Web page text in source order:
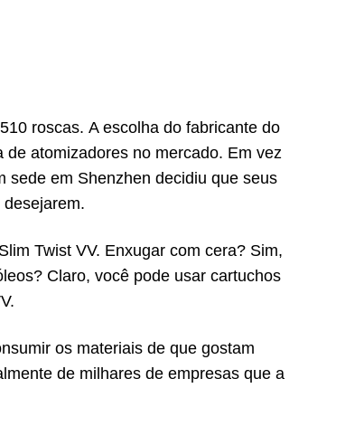
roscas. A escolha do fabricante do
atomizadores no mercado. Em vez
sede em Shenzhen decidiu que seus
Twist VV. Enxugar com cera? Sim,
Claro, você pode usar cartuchos
os materiais de que gostam
de milhares de empresas que a